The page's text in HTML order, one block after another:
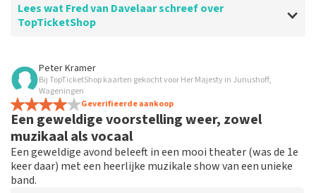
Lees wat Fred van Davelaar schreef over
TopTicketShop
Beoordeling van Fred van Davelaar over
Goed
Peter Kramer
Bij TopTicketShop kaarten gekocht voor Her Majesty in Junushoff,
Wageningen
Geverifieerde aankoop
Een geweldige voorstelling weer, zowel
muzikaal als vocaal
Een geweldige avond beleeft in een mooi theater (was de 1e
keer daar) met een heerlijke muzikale show van een unieke
band.